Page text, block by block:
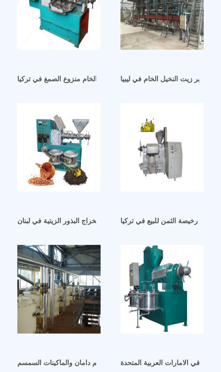
مصنعي آلات استخراج زيت فول الصويا الخام منزوع الصمغ في تركيا
تكرير زيت النخيل الخام في ليبيا
معصرة زيت كبيرة معصرة زيت كبيرة لاستخراج البذور الزيتية في لبنان
رخيصة الثمن للبيع في تركيا
خطوط انتاج زيت السمسم دامان والماكينات السمسم
في الامارات العربية المتحدة